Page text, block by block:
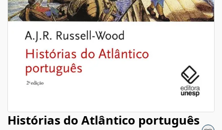
Histórias do Atlântico português